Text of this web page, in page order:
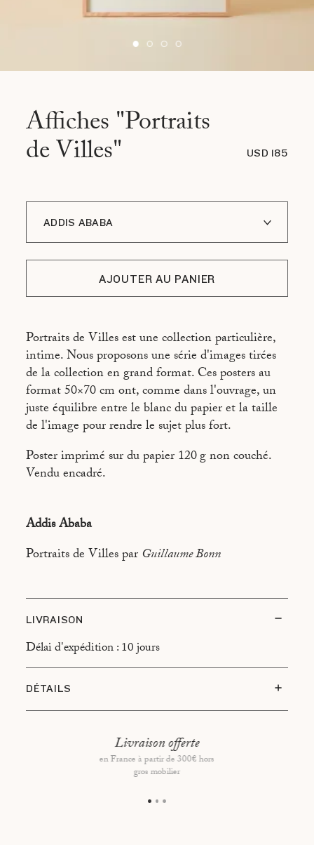
Affiches "Portraits
de Villes" USD 185
ADDIS ABABA
Å I LOFOTEN
LOS ANGELES
NEW YORK
PARIS
RIO DE JANEIRO
ROME
TOKYO
AJOUTER AU PANIER
Portraits de Villes est une collection particulière,
intime. Nous proposons une série d'images tirées
de la collection en grand format. Ces posters au
format 50×70 cm ont, comme dans l'ouvrage, un
juste équilibre entre le blanc du papier et la taille
de l'image pour rendre le sujet plus fort.
Poster imprimé sur du papier 120 g non couché.
Vendu encadré.
Addis Ababa
Portraits de Villes parGuillaume Bonn
LIVRAISON
Délai d'expédition : 10 jours
DÉTAILS
Format 50 x 70 cm- Impression Offset en France
Sceau Portraits de Villes embossé en bas à droite du
Papier de fond blanc cassé
Livraison offerte
en France à partir de 300€ hors
gros mobilier